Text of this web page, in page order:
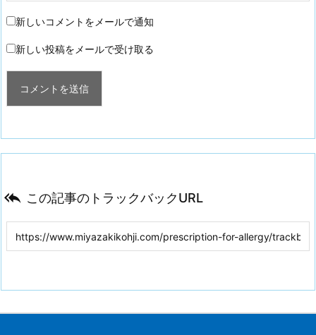
新しいコメントをメールで通知
新しい投稿をメールで受け取る
 この記事のトラックバックURL